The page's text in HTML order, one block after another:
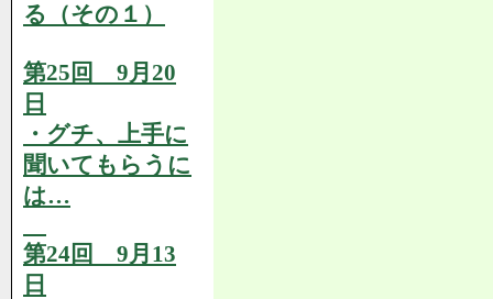
る（その１）
第25回 9月20
日
・グチ、上手に
聞いてもらうに
は…
第24回 9月13
日